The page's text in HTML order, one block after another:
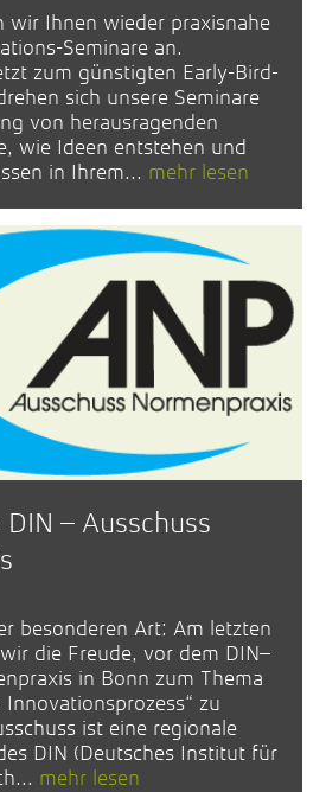
wir Ihnen wieder praxisnahe
Seminare an.
zum günstigten Early-Bird-
sich unsere Seminare
von herausragenden
wie Ideen entstehen und
in Ihrem... mehr lesen
– Ausschuss
besonderen Art: Am letzten
die Freude, vor dem DIN–
in Bonn zum Thema
zu
ist eine regionale
DIN (Deutsches Institut für
mehr lesen